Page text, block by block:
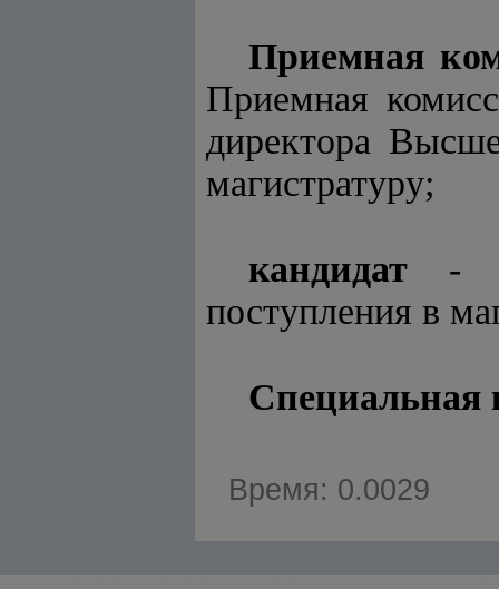
Приемная
Приемная
директора
магистратуру;
кандидат -
поступления в
Специальная
Время: 0.0029